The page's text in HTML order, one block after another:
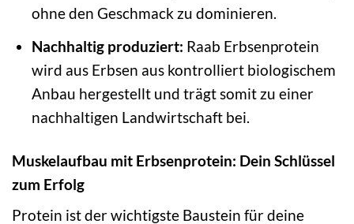
ohne den Geschmack zu dominieren.
Nachhaltig produziert: Raab Erbsenprotein
wird aus Erbsen aus kontrolliert biologischem
Anbau hergestellt und trägt somit zu einer
nachhaltigen Landwirtschaft bei.
Muskelaufbau mit Erbsenprotein: Dein Schlüssel
zum Erfolg
Protein ist der wichtigste Baustein für deine